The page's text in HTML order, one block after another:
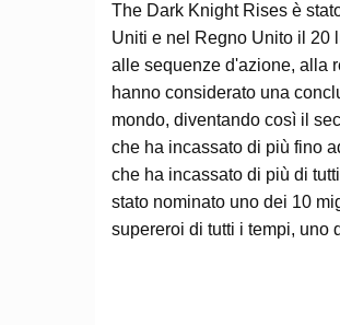
The Dark Knight Rises è
Uniti e nel Regno Unito il 20
alle sequenze d'azione, alla
hanno considerato una
mondo, diventando così il
che ha incassato di più fino
che ha incassato di più di
stato nominato uno dei 10
supereroi di tutti i tempi, uno